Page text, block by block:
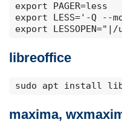
export PAGER=less
export LESS='-Q
export
libreoffice
sudo apt install
maxima,